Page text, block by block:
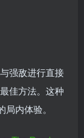
强敌进行直接
佳方法。这种
内体验。